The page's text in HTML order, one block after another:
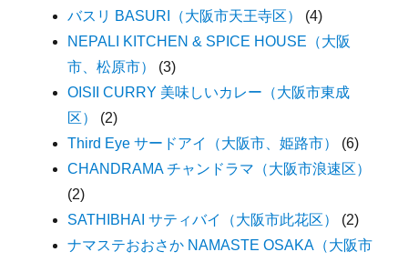
バスリ BASURI（大阪市天王寺区）
(4)
NEPALI KITCHEN & SPICE HOUSE（大阪
市、松原市）
(3)
OISII CURRY 美味しいカレー（大阪市東成
区）
(2)
Third Eye サードアイ（大阪市、姫路市）
(6)
CHANDRAMA チャンドラマ（大阪市浪速区）
(2)
SATHIBHAI サティバイ（大阪市此花区）
(2)
ナマステおおさか NAMASTE OSAKA（大阪市